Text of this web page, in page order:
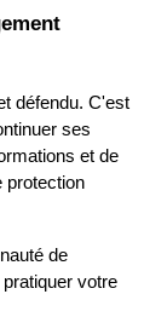
défendu. C'est
ses
et de
protection
de
votre